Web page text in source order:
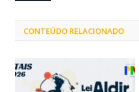
CONTEÚDO RELACIONADO